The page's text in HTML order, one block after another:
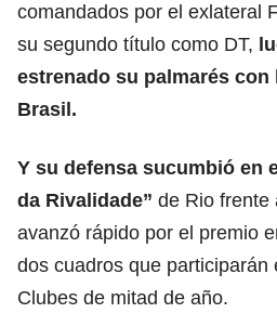
comandados por el exlateral
su segundo título como DT,
estrenado su palmarés con
Brasil.
Y su defensa sucumbió en
da Rivalidade” de Rio frente
avanzó rápido por el premio
dos cuadros que participarán
Clubes de mitad de año.